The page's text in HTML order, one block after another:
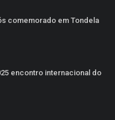
comemorado em Tondela
encontro internacional do